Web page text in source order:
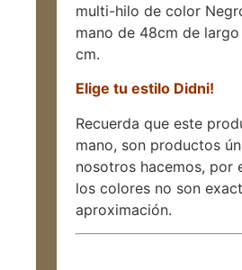
multi-hilo de color
mano de 48cm de
cm.
Elige tu estilo Didni!
Recuerda que este
mano, son productos
nosotros hacemos, por
los colores no son
aproximación.